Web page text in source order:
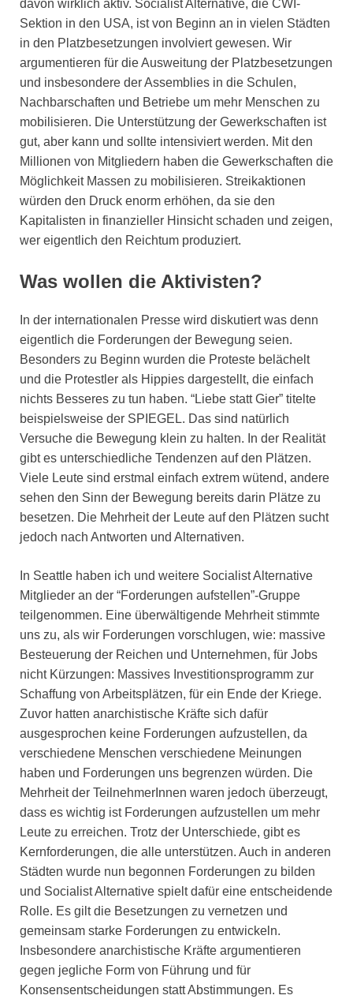
davon wirklich aktiv. Socialist Alternative, die CWI-
Sektion in den USA, ist von Beginn an in vielen Städten
in den Platzbesetzungen involviert gewesen. Wir
argumentieren für die Ausweitung der Platzbesetzungen
und insbesondere der Assemblies in die Schulen,
Nachbarschaften und Betriebe um mehr Menschen zu
mobilisieren. Die Unterstützung der Gewerkschaften ist
gut, aber kann und sollte intensiviert werden. Mit den
Millionen von Mitgliedern haben die Gewerkschaften die
Möglichkeit Massen zu mobilisieren. Streikaktionen
würden den Druck enorm erhöhen, da sie den
Kapitalisten in finanzieller Hinsicht schaden und zeigen,
wer eigentlich den Reichtum produziert.
Was wollen die Aktivisten?
In der internationalen Presse wird diskutiert was denn
eigentlich die Forderungen der Bewegung seien.
Besonders zu Beginn wurden die Proteste belächelt
und die Protestler als Hippies dargestellt, die einfach
nichts Besseres zu tun haben. “Liebe statt Gier” titelte
beispielsweise der SPIEGEL. Das sind natürlich
Versuche die Bewegung klein zu halten. In der Realität
gibt es unterschiedliche Tendenzen auf den Plätzen.
Viele Leute sind erstmal einfach extrem wütend, andere
sehen den Sinn der Bewegung bereits darin Plätze zu
besetzen. Die Mehrheit der Leute auf den Plätzen sucht
jedoch nach Antworten und Alternativen.
In Seattle haben ich und weitere Socialist Alternative
Mitglieder an der “Forderungen aufstellen”-Gruppe
teilgenommen. Eine überwältigende Mehrheit stimmte
uns zu, als wir Forderungen vorschlugen, wie: massive
Besteuerung der Reichen und Unternehmen, für Jobs
nicht Kürzungen: Massives Investitionsprogramm zur
Schaffung von Arbeitsplätzen, für ein Ende der Kriege.
Zuvor hatten anarchistische Kräfte sich dafür
ausgesprochen keine Forderungen aufzustellen, da
verschiedene Menschen verschiedene Meinungen
haben und Forderungen uns begrenzen würden. Die
Mehrheit der TeilnehmerInnen waren jedoch überzeugt,
dass es wichtig ist Forderungen aufzustellen um mehr
Leute zu erreichen. Trotz der Unterschiede, gibt es
Kernforderungen, die alle unterstützen. Auch in anderen
Städten wurde nun begonnen Forderungen zu bilden
und Socialist Alternative spielt dafür eine entscheidende
Rolle. Es gilt die Besetzungen zu vernetzen und
gemeinsam starke Forderungen zu entwickeln.
Insbesondere anarchistische Kräfte argumentieren
gegen jegliche Form von Führung und für
Konsensentscheidungen statt Abstimmungen. Es